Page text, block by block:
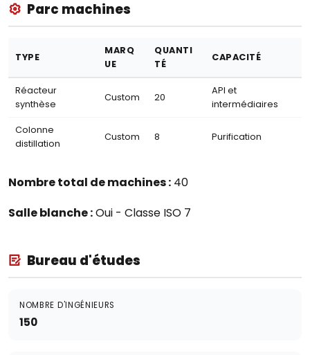
Parc machines
TYPE
MARQ
UE
QUANTI
TÉ
CAPACITÉ
Réacteur
synthèse
Custom 20
API et
intermédiaires
Colonne
distillation
Custom 8 Purification
Nombre total de machines : 40
Salle blanche :Oui - Classe ISO 7
Bureau d'études
NOMBRE D'INGÉNIEURS
150